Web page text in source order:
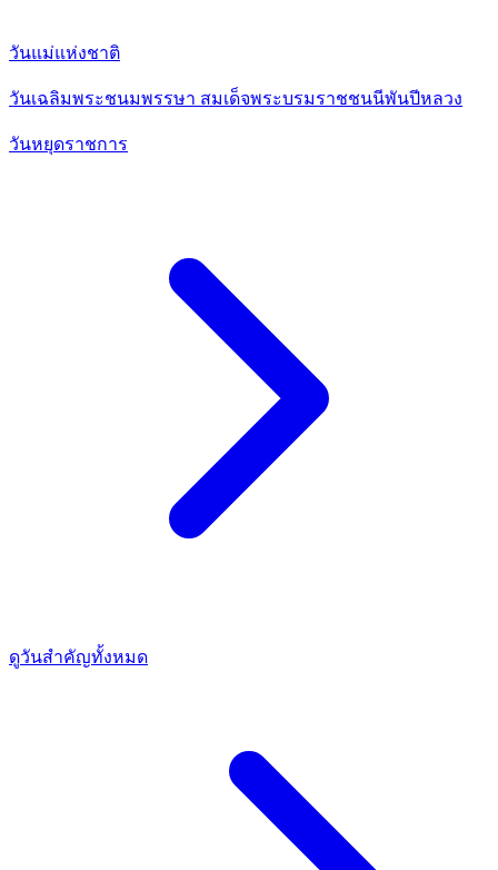
วันแม่แห่งชาติ
วันเฉลิมพระชนมพรรษา สมเด็จพระบรมราชชนนีพันปีหลวง
วันหยุดราชการ
ดูวันสำคัญทั้งหมด